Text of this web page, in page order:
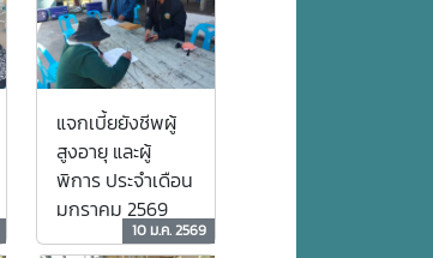
แจกเบี้ยยังชีพผู้
สูงอายุ และผู้
พิการ ประจำเดือน
มกราคม 2569
10 ม.ค. 2569